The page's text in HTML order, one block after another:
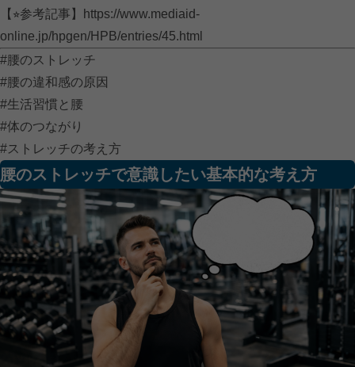
【⭐︎参考記事】
https://www.mediaid-
online.jp/hpgen/HPB/entries/45.html
#腰のストレッチ
#腰の違和感の原因
#生活習慣と腰
#体のつながり
#ストレッチの考え方
腰のストレッチで意識したい基本的な考え方